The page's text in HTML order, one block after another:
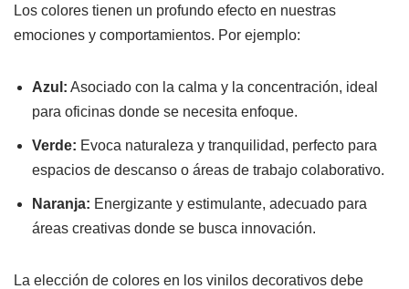
Los colores tienen un profundo efecto en nuestras
emociones y comportamientos. Por ejemplo:
Azul: Asociado con la calma y la concentración, ideal
para oficinas donde se necesita enfoque.
Verde: Evoca naturaleza y tranquilidad, perfecto para
espacios de descanso o áreas de trabajo colaborativo.
Naranja: Energizante y estimulante, adecuado para
áreas creativas donde se busca innovación.
La elección de colores en los vinilos decorativos debe